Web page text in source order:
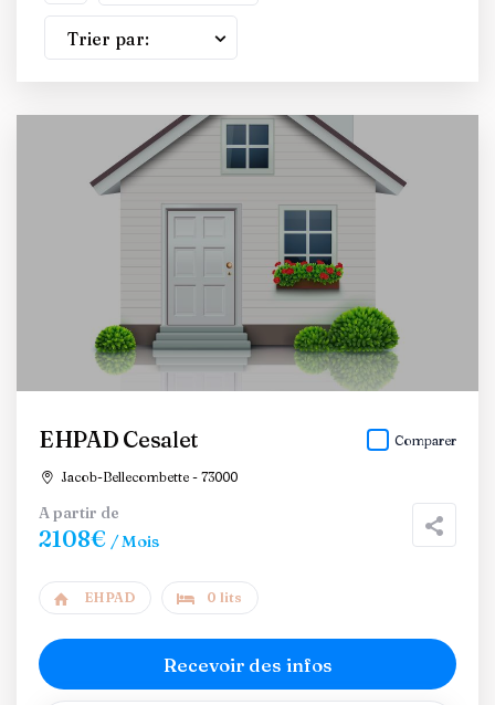
Trier par:
EHPAD Cesalet
Jacob-Bellecombette - 73000
Comparer
A partir de
2108€ / Mois
EHPAD 0 lits
Recevoir des infos